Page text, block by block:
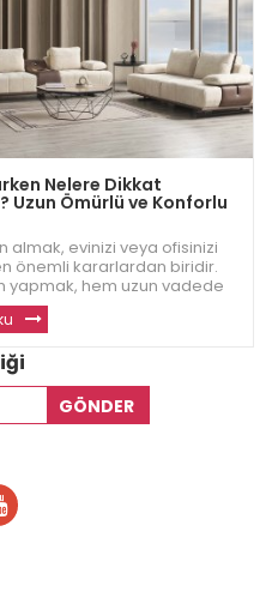
Nelere Dikkat
Uzun Ömürlü ve Konforlu
almak, evinizi veya ofisinizi
önemli kararlardan biridir.
yapmak, hem uzun vadede
estetik açısından büyük bir
Dizayn olarak,
di